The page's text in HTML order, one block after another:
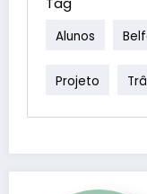
Alunos
Projeto